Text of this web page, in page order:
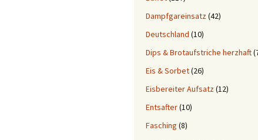
Dampfgareinsatz(42)
Deutschland (10)
Dips & Brotaufstriche herzhaft
Eis & Sorbet(26)
Eisbereiter Aufsatz(12)
Entsafter(10)
Fasching (8)